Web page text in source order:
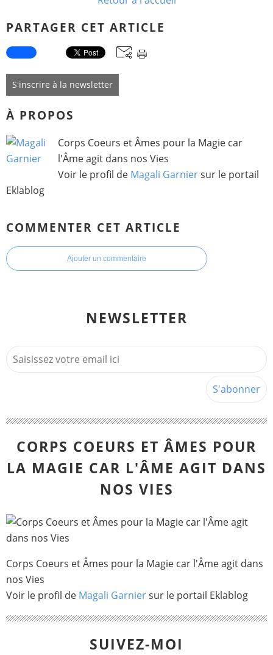
PARTAGER CET ARTICLE
S'inscrire à la newsletter
À PROPOS
Corps Coeurs et Âmes pour la Magie car
l'Âme agit dans nos Vies
Voir le profil de Magali Garniersur le portail
Eklablog
COMMENTER CET ARTICLE
Ajouter un commentaire
NEWSLETTER
CORPS COEURS ET ÂMES POUR
LA MAGIE CAR L'ÂME AGIT DANS
NOS VIES
Corps Coeurs et Âmes pour la Magie car l'Âme agit dans
nos Vies
Voir le profil de Magali Garniersur le portail Eklablog
SUIVEZ-MOI